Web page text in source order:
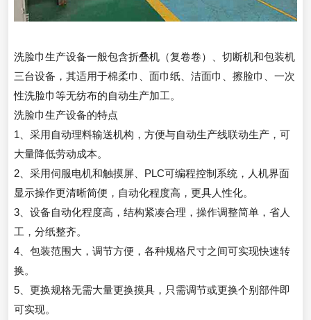
洗脸巾生产设备一般包含折叠机（复卷卷）、切断机和包装机
三台设备，其适用于棉柔巾、面巾纸、洁面巾、擦脸巾、一次
性洗脸巾等无纺布的自动生产加工。
洗脸巾生产设备的特点
1、采用自动理料输送机构，方便与自动生产线联动生产，可
大量降低劳动成本。
2、采用伺服电机和触摸屏、PLC可编程控制系统，人机界面
显示操作更清晰简便，自动化程度高，更具人性化。
3、设备自动化程度高，结构紧凑合理，操作调整简单，省人
工，分纸整齐。
4、包装范围大，调节方便，各种规格尺寸之间可实现快速转
换。
5、更换规格无需大量更换摸具，只需调节或更换个别部件即
可实现。